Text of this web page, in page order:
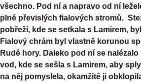
všechno. Pod ní a napravo od ní
plné převislých fialových stromů.
pobřeží, kde se setkala s Lamirem,
Fialový chrám byl vlastně korunou
Rudé hory. Daleko pod ní se
vod, kde se sešla s Lamirem, aby
na něj pomyslela, okamžitě ji